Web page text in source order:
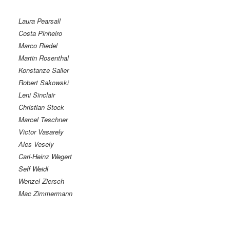
Laura Pearsall
Costa Pinheiro
Marco Riedel
Martin Rosenthal
Konstanze Sailer
Robert Sakowski
Leni Sinclair
Christian Stock
Marcel Teschner
Victor Vasarely
Ales Vesely
Carl-Heinz Wegert
Seff Weidl
Wenzel Ziersch
Mac Zimmermann